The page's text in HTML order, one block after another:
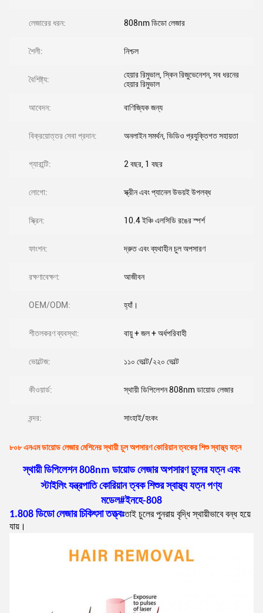
লেজারের ধরন: 808nm ডিডো লেজার
শৈলী: নিশ্চল
বৈশিষ্ট্য:
হেয়ার রিমুভাল, স্কিন রিজুভেনেশন, সব ধরনের
হেয়ার রিমুভাল
আবেদন: বাণিজ্যিক জন্য
বিক্রয়োত্তর সেবা প্রদান: অনলাইন সমর্থন, ভিডিও প্রযুক্তিগত সহায়তা
গ্যারান্টি: 2 বছর, 1 বছর
লোগো: স্ক্রীন এবং প্যানেল উভয়ই উপলব্ধ
স্ক্রিন: 10.4 ইঞ্চি এলসিডি রঙের স্পর্শ
ফাংশন: দ্রুত এবং ব্যথাহীন চুল অপসারণ
রক্ষণাবেক্ষণ: আজীবন
OEM/ODM: হ্যাঁ।
শীতলকরণ ব্যবস্থা: বায়ু + জল + অর্ধপরিবাহী
ভোল্টেজ: ১১০ ভোল্ট/২২০ ভোল্ট
কীওয়ার্ড: স্থায়ী ডিপিলেশন 808nm ডায়োড লেজার
বন্দর: সাংহাই/হংকং
৮০৮ এনএম ডায়োড লেজার মেশিনের স্থায়ী চুল অপসারণ কোরিয়ান ত্বকের শিশু স্বাস্থ্য যত্ন
স্থায়ী ডিপিলেশন 808nm ডায়োড লেজার অপসারণ চুলের যত্ন এবং
স্টাইলিং যন্ত্রপাতি কোরিয়ান ত্বক শিশুর স্বাস্থ্য যত্ন পণ্য
মডেল#ইনহে-808
1.808 ডিডো লেজার চিকিৎসা তত্ত্বঃতাই চুলের পুনরায় বৃদ্ধি স্থায়ীভাবে বন্ধ হয়ে
যায়।